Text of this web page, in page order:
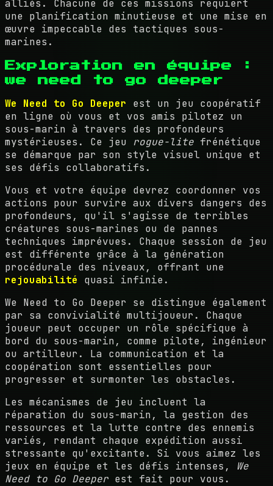
alliés. Chacune de ces missions requiert
une planification minutieuse et une mise en
œuvre impeccable des tactiques sous-
marines.
Exploration en équipe :
we need to go deeper
We Need to Go Deeper est un jeu coopératif
en ligne où vous et vos amis pilotez un
sous-marin à travers des profondeurs
mystérieuses. Ce jeu rogue-lite frénétique
se démarque par son style visuel unique et
ses défis collaboratifs.
Vous et votre équipe devrez coordonner vos
actions pour survire aux divers dangers des
profondeurs, qu'il s'agisse de terribles
créatures sous-marines ou de pannes
techniques imprévues. Chaque session de jeu
est différente grâce à la génération
procédurale des niveaux, offrant une
rejouabilité quasi infinie.
We Need to Go Deeper se distingue également
par sa convivialité multijoueur. Chaque
joueur peut occuper un rôle spécifique à
bord du sous-marin, comme pilote, ingénieur
ou artilleur. La communication et la
coopération sont essentielles pour
progresser et surmonter les obstacles.
Les mécanismes de jeu incluent la
réparation du sous-marin, la gestion des
ressources et la lutte contre des ennemis
variés, rendant chaque expédition aussi
stressante qu'excitante. Si vous aimez les
jeux en équipe et les défis intenses, We
Need to Go Deeper est fait pour vous.